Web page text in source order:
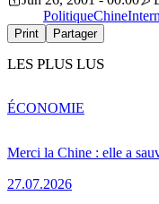
PolitiqueChine
Print Partager
LES PLUS LUS
Merci la Chine : elle a
27.07.2026
ÉCONOMIE